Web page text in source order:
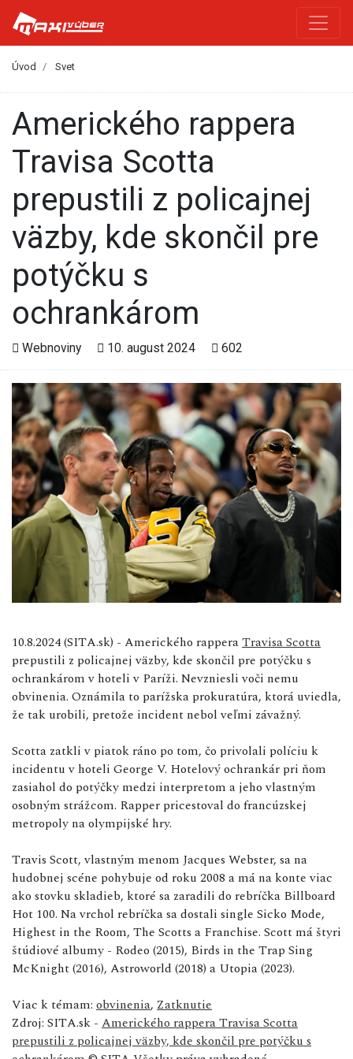
Úvod Svet
Amerického rappera
Travisa Scotta
prepustili z policajnej
väzby, kde skončil pre
potýčku s
ochrankárom
Webnoviny 10. august 2024 602
10.8.2024 (SITA.sk) - Amerického rapperaTravisa Scotta
prepustili z policajnej väzby, kde skončil pre potýčku s
ochrankárom v hoteli v Paríži. Nevzniesli voči nemu
obvinenia. Oznámila to parížska prokuratúra, ktorá uviedla,
že tak urobili, pretože incident nebol veľmi závažný.
Scotta zatkli v piatok ráno po tom, čo privolali políciu k
incidentu v hoteli George V. Hotelový ochrankár pri ňom
zasiahol do potýčky medzi interpretom a jeho vlastným
osobným strážcom. Rapper pricestoval do francúzskej
metropoly na olympijské hry.
Travis Scott, vlastným menom Jacques Webster, sa na
hudobnej scéne pohybuje od roku 2008 a má na konte viac
ako stovku skladieb, ktoré sa zaradili do rebríčka Billboard
Hot 100. Na vrchol rebríčka sa dostali single Sicko Mode,
Highest in the Room, The Scotts a Franchise. Scott má štyri
štúdiové albumy - Rodeo (2015), Birds in the Trap Sing
McKnight (2016), Astroworld (2018) a Utopia (2023).
Viac k témam: obvinenia, Zatknutie
Zdroj: SITA.sk - Amerického rappera Travisa Scotta
prepustili z policajnej väzby, kde skončil pre potýčku s